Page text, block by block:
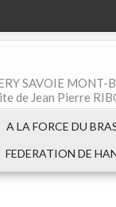
SAVOIE MONT-
de Jean Pierre
A LA FORCE DU
FEDERATION DE